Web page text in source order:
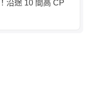
沿途 10 間高 CP